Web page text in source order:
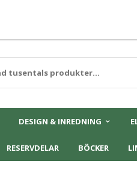
DESIGN & INREDNING
RESERVDELAR BÖCKER